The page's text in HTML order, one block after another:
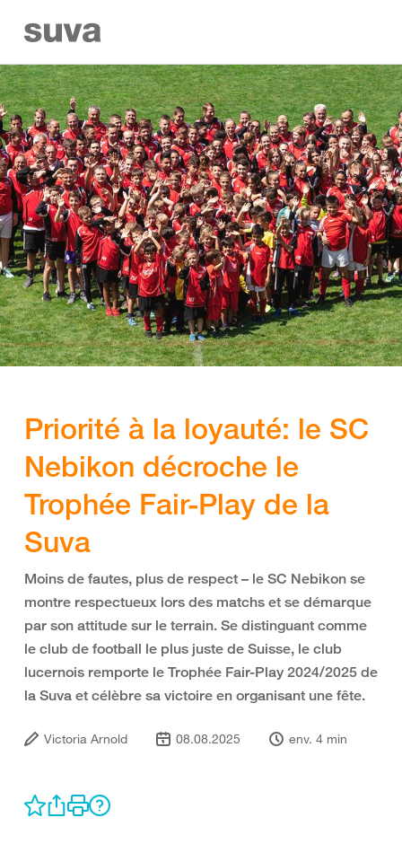
Priorité à la loyauté: le SC
Nebikon décroche le
Trophée Fair-Play de la
Suva
Moins de fautes, plus de respect – le SC Nebikon se
montre respectueux lors des matchs et se démarque
par son attitude sur le terrain. Se distinguant comme
le club de football le plus juste de Suisse, le club
lucernois remporte le Trophée Fair-Play 2024/2025 de
la Suva et célèbre sa victoire en organisant une fête.
Victoria Arnold 08.08.2025 env. 4 min